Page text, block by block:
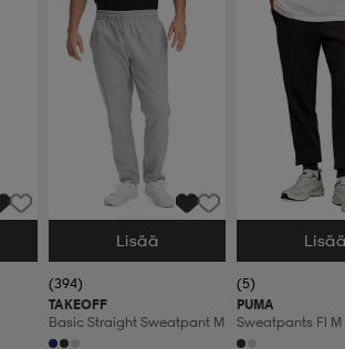
Valitse Koko
Lisää
(394)
TAKEOFF
Basic Straight Sweatpant M
Valitse Koko
(5)
PUMA
Sweatpants Fl M